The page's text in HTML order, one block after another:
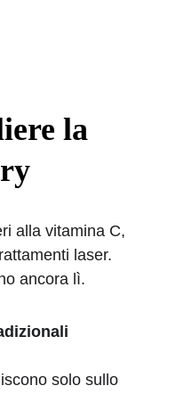
la
alla vitamina C,
laser.
ancora lì.
solo sullo